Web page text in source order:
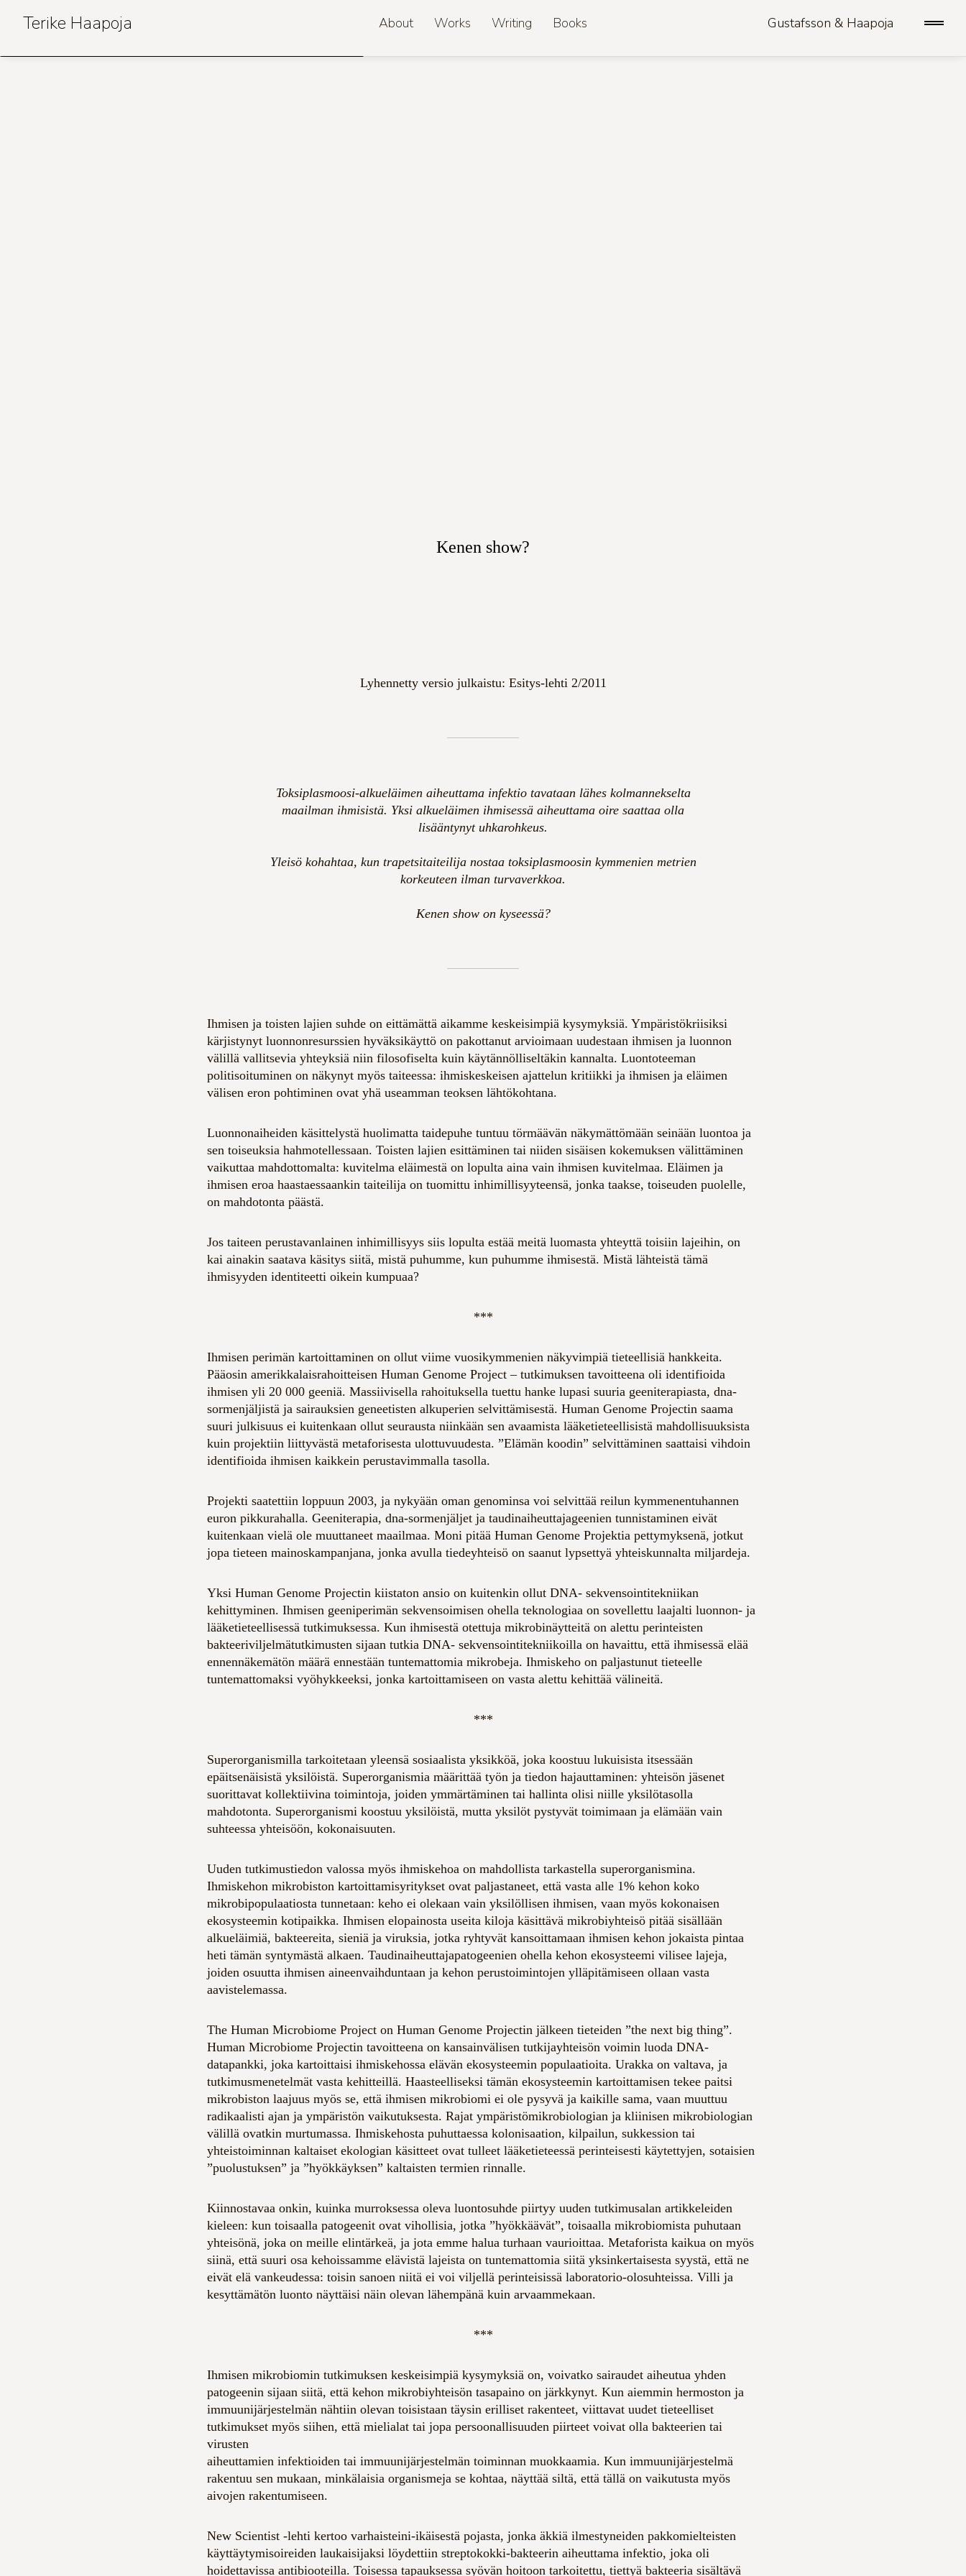
contentTerike Haapoja About Works Writing Books Gustafsson & Haapoja
Kenen show?
Lyhennetty versio julkaistu: Esitys-lehti 2/2011
Toksiplasmoosi-alkueläimen aiheuttama infektio tavataan lähes kolmannekselta
maailman ihmisistä. Yksi alkueläimen ihmisessä aiheuttama oire saattaa olla
lisääntynyt uhkarohkeus.
Yleisö kohahtaa, kun trapetsitaiteilija nostaa toksiplasmoosin kymmenien metrien
korkeuteen ilman turvaverkkoa.
Kenen show on kyseessä?
Ihmisen ja toisten lajien suhde on eittämättä aikamme keskeisimpiä kysymyksiä. Ympäristökriisiksi
kärjistynyt luonnonresurssien hyväksikäyttö on pakottanut arvioimaan uudestaan ihmisen ja luonnon
välillä vallitsevia yhteyksiä niin filosofiselta kuin käytännölliseltäkin kannalta. Luontoteeman
politisoituminen on näkynyt myös taiteessa: ihmiskeskeisen ajattelun kritiikki ja ihmisen ja eläimen
välisen eron pohtiminen ovat yhä useamman teoksen lähtökohtana.
Luonnonaiheiden käsittelystä huolimatta taidepuhe tuntuu törmäävän näkymättömään seinään luontoa ja
sen toiseuksia hahmotellessaan. Toisten lajien esittäminen tai niiden sisäisen kokemuksen välittäminen
vaikuttaa mahdottomalta: kuvitelma eläimestä on lopulta aina vain ihmisen kuvitelmaa. Eläimen ja
ihmisen eroa haastaessaankin taiteilija on tuomittu inhimillisyyteensä, jonka taakse, toiseuden puolelle,
on mahdotonta päästä.
Jos taiteen perustavanlainen inhimillisyys siis lopulta estää meitä luomasta yhteyttä toisiin lajeihin, on
kai ainakin saatava käsitys siitä, mistä puhumme, kun puhumme ihmisestä. Mistä lähteistä tämä
ihmisyyden identiteetti oikein kumpuaa?
***
Ihmisen perimän kartoittaminen on ollut viime vuosikymmenien näkyvimpiä tieteellisiä hankkeita.
Pääosin amerikkalaisrahoitteisen Human Genome Project – tutkimuksen tavoitteena oli identifioida
ihmisen yli 20 000 geeniä. Massiivisella rahoituksella tuettu hanke lupasi suuria geeniterapiasta, dna-
sormenjäljistä ja sairauksien geneetisten alkuperien selvittämisestä. Human Genome Projectin saama
suuri julkisuus ei kuitenkaan ollut seurausta niinkään sen avaamista lääketieteellisistä mahdollisuuksista
kuin projektiin liittyvästä metaforisesta ulottuvuudesta. ”Elämän koodin” selvittäminen saattaisi vihdoin
identifioida ihmisen kaikkein perustavimmalla tasolla.
Projekti saatettiin loppuun 2003, ja nykyään oman genominsa voi selvittää reilun kymmenentuhannen
euron pikkurahalla. Geeniterapia, dna-sormenjäljet ja taudinaiheuttajageenien tunnistaminen eivät
kuitenkaan vielä ole muuttaneet maailmaa. Moni pitää Human Genome Projektia pettymyksenä, jotkut
jopa tieteen mainoskampanjana, jonka avulla tiedeyhteisö on saanut lypsettyä yhteiskunnalta miljardeja.
Yksi Human Genome Projectin kiistaton ansio on kuitenkin ollut DNA- sekvensointitekniikan
kehittyminen. Ihmisen geeniperimän sekvensoimisen ohella teknologiaa on sovellettu laajalti luonnon- ja
lääketieteellisessä tutkimuksessa. Kun ihmisestä otettuja mikrobinäytteitä on alettu perinteisten
bakteeriviljelmätutkimusten sijaan tutkia DNA- sekvensointitekniikoilla on havaittu, että ihmisessä elää
ennennäkemätön määrä ennestään tuntemattomia mikrobeja. Ihmiskeho on paljastunut tieteelle
tuntemattomaksi vyöhykkeeksi, jonka kartoittamiseen on vasta alettu kehittää välineitä.
***
Superorganismilla tarkoitetaan yleensä sosiaalista yksikköä, joka koostuu lukuisista itsessään
epäitsenäisistä yksilöistä. Superorganismia määrittää työn ja tiedon hajauttaminen: yhteisön jäsenet
suorittavat kollektiivina toimintoja, joiden ymmärtäminen tai hallinta olisi niille yksilötasolla
mahdotonta. Superorganismi koostuu yksilöistä, mutta yksilöt pystyvät toimimaan ja elämään vain
suhteessa yhteisöön, kokonaisuuten.
Uuden tutkimustiedon valossa myös ihmiskehoa on mahdollista tarkastella superorganismina.
Ihmiskehon mikrobiston kartoittamisyritykset ovat paljastaneet, että vasta alle 1% kehon koko
mikrobipopulaatiosta tunnetaan: keho ei olekaan vain yksilöllisen ihmisen, vaan myös kokonaisen
ekosysteemin kotipaikka. Ihmisen elopainosta useita kiloja käsittävä mikrobiyhteisö pitää sisällään
alkueläimiä, bakteereita, sieniä ja viruksia, jotka ryhtyvät kansoittamaan ihmisen kehon jokaista pintaa
heti tämän syntymästä alkaen. Taudinaiheuttajapatogeenien ohella kehon ekosysteemi vilisee lajeja,
joiden osuutta ihmisen aineenvaihduntaan ja kehon perustoimintojen ylläpitämiseen ollaan vasta
aavistelemassa.
The Human Microbiome Project on Human Genome Projectin jälkeen tieteiden ”the next big thing”.
Human Microbiome Projectin tavoitteena on kansainvälisen tutkijayhteisön voimin luoda DNA-
datapankki, joka kartoittaisi ihmiskehossa elävän ekosysteemin populaatioita. Urakka on valtava, ja
tutkimusmenetelmät vasta kehitteillä. Haasteelliseksi tämän ekosysteemin kartoittamisen tekee paitsi
mikrobiston laajuus myös se, että ihmisen mikrobiomi ei ole pysyvä ja kaikille sama, vaan muuttuu
radikaalisti ajan ja ympäristön vaikutuksesta. Rajat ympäristömikrobiologian ja kliinisen mikrobiologian
välillä ovatkin murtumassa. Ihmiskehosta puhuttaessa kolonisaation, kilpailun, sukkession tai
yhteistoiminnan kaltaiset ekologian käsitteet ovat tulleet lääketieteessä perinteisesti käytettyjen, sotaisien
”puolustuksen” ja ”hyökkäyksen” kaltaisten termien rinnalle.
Kiinnostavaa onkin, kuinka murroksessa oleva luontosuhde piirtyy uuden tutkimusalan artikkeleiden
kieleen: kun toisaalla patogeenit ovat vihollisia, jotka ”hyökkäävät”, toisaalla mikrobiomista puhutaan
yhteisönä, joka on meille elintärkeä, ja jota emme halua turhaan vaurioittaa. Metaforista kaikua on myös
siinä, että suuri osa kehoissamme elävistä lajeista on tuntemattomia siitä yksinkertaisesta syystä, että ne
eivät elä vankeudessa: toisin sanoen niitä ei voi viljellä perinteisissä laboratorio-olosuhteissa. Villi ja
kesyttämätön luonto näyttäisi näin olevan lähempänä kuin arvaammekaan.
***
Ihmisen mikrobiomin tutkimuksen keskeisimpiä kysymyksiä on, voivatko sairaudet aiheutua yhden
patogeenin sijaan siitä, että kehon mikrobiyhteisön tasapaino on järkkynyt. Kun aiemmin hermoston ja
immuunijärjestelmän nähtiin olevan toisistaan täysin erilliset rakenteet, viittavat uudet tieteelliset
tutkimukset myös siihen, että mielialat tai jopa persoonallisuuden piirteet voivat olla bakteerien tai
virusten
aiheuttamien infektioiden tai immuunijärjestelmän toiminnan muokkaamia. Kun immuunijärjestelmä
rakentuu sen mukaan, minkälaisia organismeja se kohtaa, näyttää siltä, että tällä on vaikutusta myös
aivojen rakentumiseen.
New Scientist -lehti kertoo varhaisteini-ikäisestä pojasta, jonka äkkiä ilmestyneiden pakkomielteisten
käyttäytymisoireiden laukaisijaksi löydettiin streptokokki-bakteerin aiheuttama infektio, joka oli
hoidettavissa antibiooteilla. Toisessa tapauksessa syövän hoitoon tarkoitettu, tiettyä bakteeria sisältävä